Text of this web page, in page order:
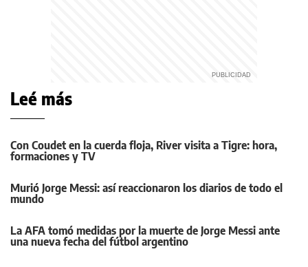
Leé más
Con Coudet en la cuerda floja, River visita a Tigre: hora,
formaciones y TV
Murió Jorge Messi: así reaccionaron los diarios de todo el
mundo
La AFA tomó medidas por la muerte de Jorge Messi ante
una nueva fecha del fútbol argentino